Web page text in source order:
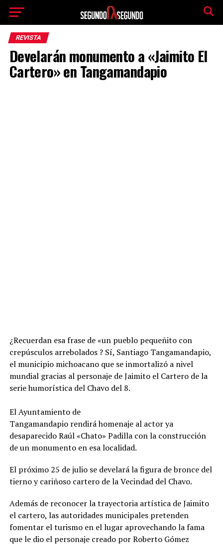
REVISTA
Develarán monumento a «Jaimito El
Cartero» en Tangamandapio
¿Recuerdan esa frase de «un pueblo pequeñito con
crepúsculos arrebolados ? Sí, Santiago Tangamandapio,
el municipio michoacano que se inmortalizó a nivel
mundial gracias al personaje de Jaimito el Cartero de la
serie humorística del Chavo del 8.
El Ayuntamiento de
Tangamandapio rendirá homenaje al actor ya
desaparecido Raúl «Chato» Padilla con la construcción
de un monumento en esa localidad.
El próximo 25 de julio se develará la figura de bronce del
tierno y cariñoso cartero de la Vecindad del Chavo.
Además de reconocer la trayectoria artística de Jaimito
el cartero, las autoridades municipales pretenden
fomentar el turismo en el lugar aprovechando la fama
que le dio el personaje creado por Roberto Gómez